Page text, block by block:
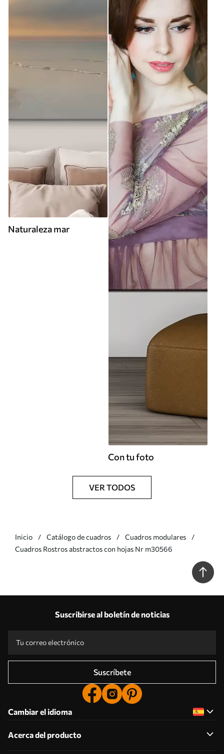
Naturaleza mar
Con tu foto
VER TODOS
Inicio Catálogo de cuadros
Cuadros modulares
Cuadros Rostros abstractos con hojas Nr m30566
Suscribirse al boletín de noticias
Suscríbete
Cambiar el idioma
Acerca del producto